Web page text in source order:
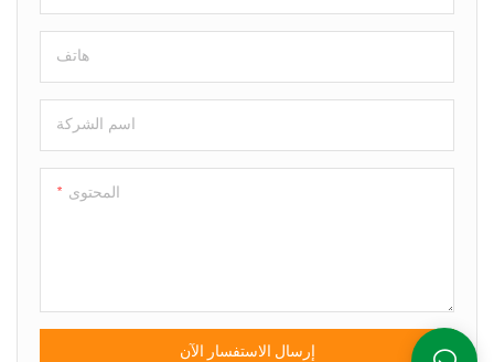
هاتف
اسم الشركة
المحتوى
إرسال الاستفسار الآن